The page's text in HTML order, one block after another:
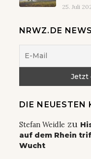
25. Juli
NRWZ.DE
DIE NEUESTEN
Stefan Weidle zu
auf dem Rhein
Wucht